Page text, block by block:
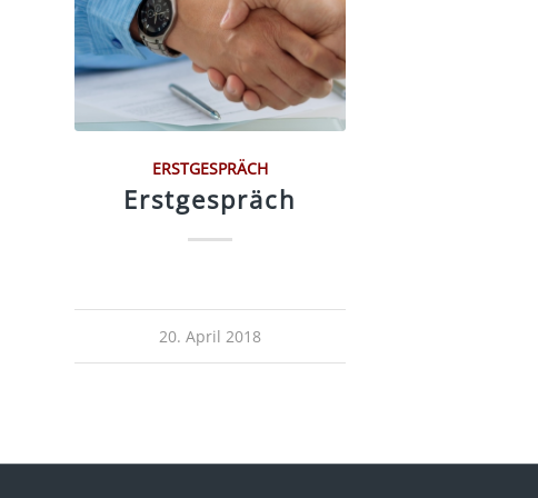
ERSTGESPRÄCH
Erstgespräch
20. April 2018